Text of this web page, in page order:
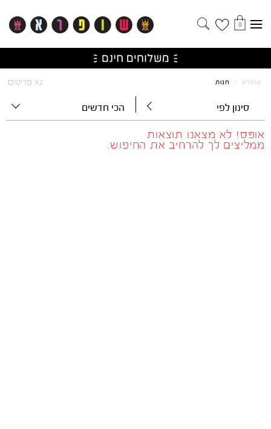
0
שופרא / חנות
סינון לפי
92 פריטים
הכי חדשים
אופס! לא מצאנו תוצאות
ממליצים לך להרחיב את החיפוש.